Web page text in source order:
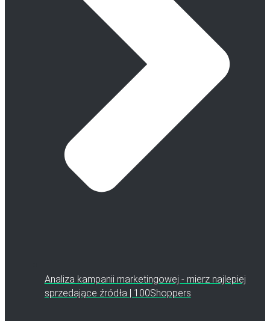
Analiza kampanii marketingowej - mierz najlepiej
sprzedające źródła | 100Shoppers